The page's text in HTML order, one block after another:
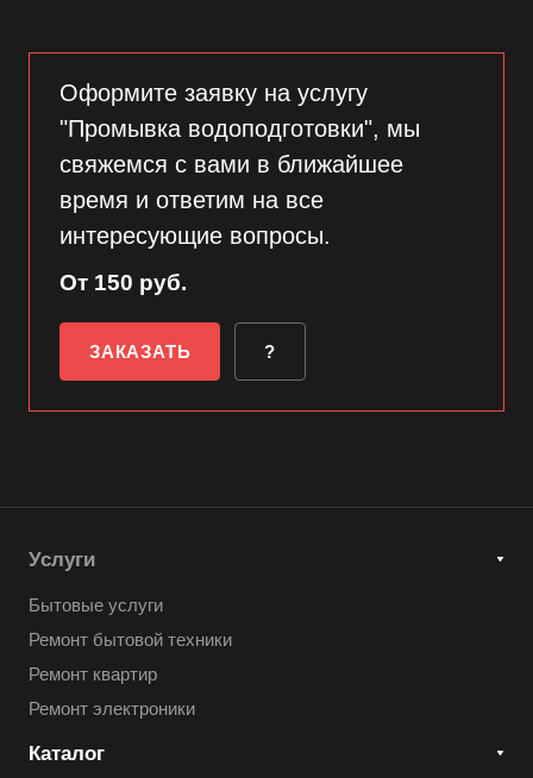
Оформите заявку на услугу
"Промывка водоподготовки", мы
свяжемся с вами в ближайшее
время и ответим на все
интересующие вопросы.
От 150 руб.
ЗАКАЗАТЬ ?
Услуги
Бытовые услуги
Ремонт бытовой техники
Ремонт квартир
Ремонт электроники
Каталог